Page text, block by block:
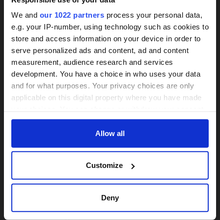
We and our 1022 partners process your personal data,
e.g. your IP-number, using technology such as cookies to
store and access information on your device in order to
serve personalized ads and content, ad and content
measurement, audience research and services
development. You have a choice in who uses your data
and for what purposes. Your privacy choices are only
applicable on this digital property where you have made
any time from the Cookie Declaration or by clicking on
Collect information about your geographical
location which can be accurate to within several
Allow all
Customize
Deny
unserer Dienstleistung zum Wohle Ihrer
Angehörigen sicher – Tag für Tag. Wir sind Mitglied
im Verband für häusliche Betreuung und Pflege e.
V. (VHBP) und besitzen das TÜV–Zertifikat, ein
weltweit anerkanntes Qualitätszeichen.
24h-Betreuungskraft
gesucht?
Über 800 Anbieter
JETZT VERGLEICHEN